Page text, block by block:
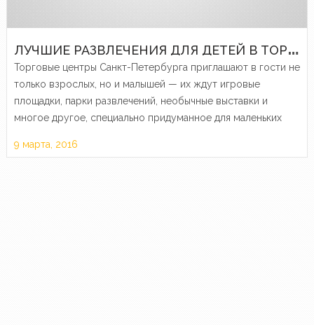
Л
УЧШИЕ РАЗВЛЕЧЕНИЯ ДЛЯ ДЕТЕЙ В ТОРГОВЫХ ЦЕНТРАХ САНКТ-ПЕТЕРБУРГА
Торговые центры Санкт-Петербурга приглашают в гости не
только взрослых, но и малышей — их ждут игровые
площадки, парки развлечений, необычные выставки и
многое другое, специально придуманное для маленьких
9 марта, 2016